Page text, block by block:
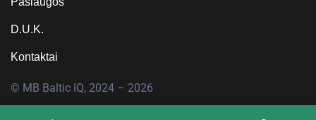
D.U.K.
Kontaktai
© MB Baltic IQ, 2024 – 2026